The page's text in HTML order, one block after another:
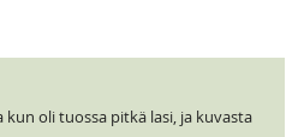
oli tuossa pitkä lasi, ja kuvasta